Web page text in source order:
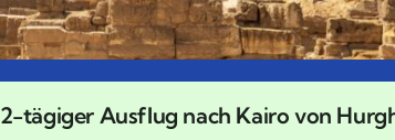
2-tägiger Ausflug nach Kairo von